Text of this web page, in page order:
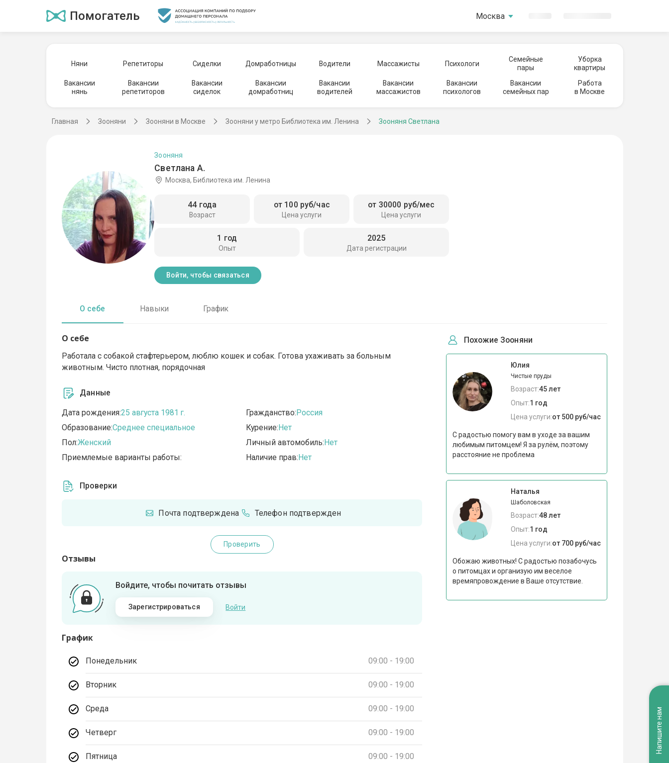
Помогатель Москва
Няни Репетиторы Сиделки Домработницы Водители Массажисты Психологи
Семейные
пары
Уборка
квартиры
Вакансии
нянь
Вакансии
репетиторов
Вакансии
сиделок
Вакансии
домработниц
Вакансии
водителей
Вакансии
массажистов
Вакансии
психологов
Вакансии
семейных пар
Работа
в Москве
Главная Зооняни Зооняни в Москве Зооняни у метро Библиотека им. Ленина Зооняня Светлана
Светлана А.
Зооняня
Москва, Библиотека им. Ленина
Возраст
44 года
Цена услуги
от 100 руб/час
Цена услуги
от 30000 руб/мес
Опыт
1 год
Дата регистрации
2025
Войти, чтобы связаться
О себе Навыки График
О себе
Работала с собакой стафтерьером, люблю кошек и собак. Готова ухаживать за больным
животным. Чисто плотная, порядочная
Данные
Дата рождения:25 августа 1981 г.
Образование:Среднее специальное
Пол:Женский
Приемлемые варианты работы:
Гражданство:Россия
Курение:Нет
Личный автомобиль:Нет
Наличие прав:Нет
Проверки
Почта подтверждена Телефон подтвержден
Проверить
Отзывы
Войдите, чтобы почитать отзывы
Зарегистрироваться Войти
График
Понедельник 09:00 - 19:00
Вторник 09:00 - 19:00
Среда 09:00 - 19:00
Четверг 09:00 - 19:00
Пятница 09:00 - 19:00
Похожие Зооняни
Юлия
Чистые пруды
Возраст:45 лет
Опыт:1 год
Цена услуги:от 500 руб/час
С радостью помогу вам в уходе за вашим
любимым питомцем! Я за рулём, поэтому
расстояние не проблема
Наталья
Шаболовская
Возраст:48 лет
Опыт:1 год
Цена услуги:от 700 руб/час
Обожаю животных! С радостью позабочусь
о питомцах и организую им веселое
времяпровождение в Ваше отсутствие.
Напишите нам